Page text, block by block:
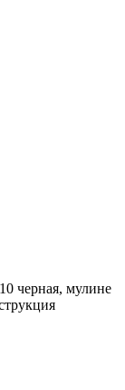
черная, мулине